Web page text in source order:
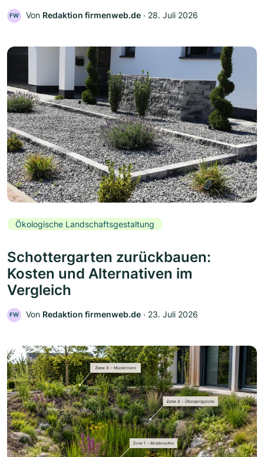
FW Von Redaktion firmenweb.de ‧ 28. Juli 2026
Ökologische Landschaftsgestaltung
Schottergarten zurückbauen:
Kosten und Alternativen im
Vergleich
FW Von Redaktion firmenweb.de ‧ 23. Juli 2026